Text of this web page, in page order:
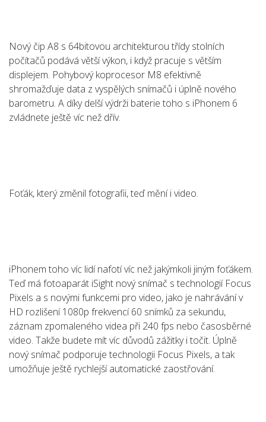
Nový čip A8 s 64bitovou architekturou třídy stolních
počítačů podává větší výkon, i když pracuje s větším
displejem. Pohybový koprocesor M8 efektivně
shromažďuje data z vyspělých snímačů i úplně nového
barometru. A díky delší výdrži baterie toho s iPhonem 6
zvládnete ještě víc než dřív.
Foťák, který změnil fotografii, teď mění i video.
iPhonem toho víc lidí nafotí víc než jakýmkoli jiným foťákem.
Teď má fotoaparát iSight nový snímač s technologií Focus
Pixels a s novými funkcemi pro video, jako je nahrávání v
HD rozlišení 1080p frekvencí 60 snímků za sekundu,
záznam zpomaleného videa při 240 fps nebo časosběrné
video. Takže budete mít víc důvodů zážitky i točit. Úplně
nový snímač podporuje technologii Focus Pixels, a tak
umožňuje ještě rychlejší automatické zaostřování.